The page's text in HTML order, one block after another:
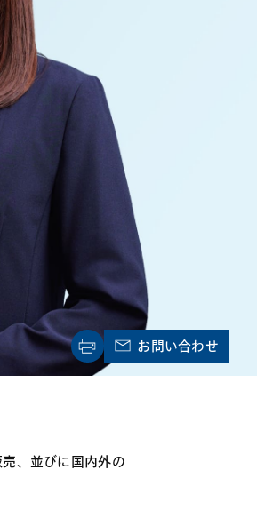
通商および経済安全保
法務
テナビリティ法務
・人材
府・地方公共団体・公的
ジタル
空・宇宙
・テクノロジー
お問い合わせ
、並びに国内外の